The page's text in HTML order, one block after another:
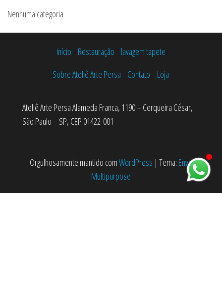
Nenhuma categoria
Início Restauração
lavagem tapete
Sobre Ateliê Arte Persa
Contato Loja
Ateliê Arte Persa Alameda Franca, 1190 – Cerqueira César,
São Paulo – SP, CEP 01422-001
Orgulhosamente mantido comWordPress | Tema: Envo
Multipurpose